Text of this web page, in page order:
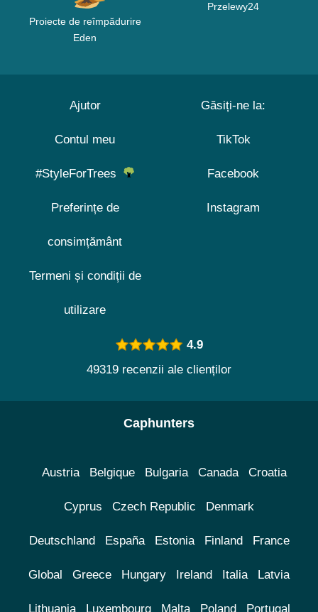
Proiecte de reîmpădurire
Eden
Przelewy24
Ajutor
Contul meu
#StyleForTrees
Preferințe de
consimțământ
Termeni și condiții de
utilizare
Găsiți-ne la:
TikTok
Facebook
Instagram
4.9
49319 recenzii ale clienților
Caphunters
Austria Belgique Bulgaria Canada Croatia
Cyprus Czech Republic Denmark
Deutschland España Estonia Finland France
Global Greece Hungary Ireland Italia Latvia
Lithuania Luxembourg Malta Poland Portugal